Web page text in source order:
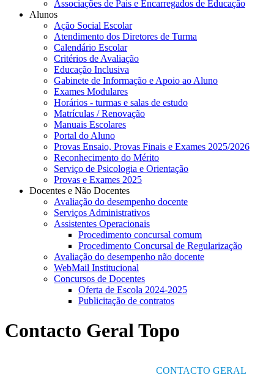
Associações de Pais e Encarregados de Educação
Alunos
Ação Social Escolar
Atendimento dos Diretores de Turma
Calendário Escolar
Critérios de Avaliação
Educação Inclusiva
Gabinete de Informação e Apoio ao Aluno
Exames Modulares
Horários - turmas e salas de estudo
Matrículas / Renovação
Manuais Escolares
Portal do Aluno
Provas Ensaio, Provas Finais e Exames 2025/2026
Reconhecimento do Mérito
Serviço de Psicologia e Orientação
Provas e Exames 2025
Docentes e Não Docentes
Avaliação do desempenho docente
Serviços Administrativos
Assistentes Operacionais
Procedimento concursal comum
Procedimento Concursal de Regularização
Avaliação do desempenho não docente
WebMail Institucional
Concursos de Docentes
Oferta de Escola 2024-2025
Publicitação de contratos
Contacto Geral Topo
CONTACTO GERAL